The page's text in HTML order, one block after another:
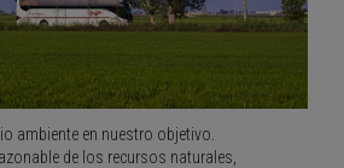
ambiente en nuestro objetivo.
de los recursos naturales,